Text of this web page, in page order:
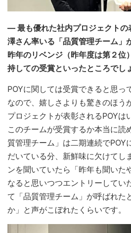
― 最も優れた社内プロジェクトの
澤さん率いる「品質管理チーム」
昨年のリベンジ（昨年度は第２位
持しての受賞といったところでし
POYに関しては受賞できると思っ
なので、嬉しさよりも驚きのほう
プロジェクトが表彰されるPOYは
このチームが受賞するか本当に読
質管理チーム」は二期連続でPOY
だいている分、新鮮味に欠けてし
ンを聞いていたら「昨年も聞いた
なると思いつつエントリーしてい
て「品質管理チーム」が呼ばれた
か」と声がこぼれたくらいです。